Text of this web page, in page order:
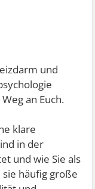
und
an Euch.
klare
in der
und wie Sie als
häufig große